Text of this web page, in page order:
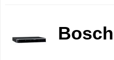
Bosch